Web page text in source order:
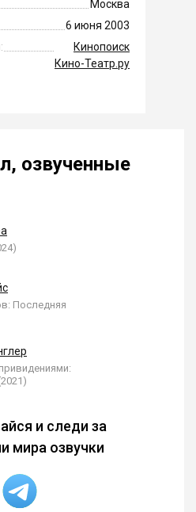
Москва
6 июня 2003
Кинопоиск
Кино-Театр.ру
озвученные
Последняя
и следи за
мира озвучки